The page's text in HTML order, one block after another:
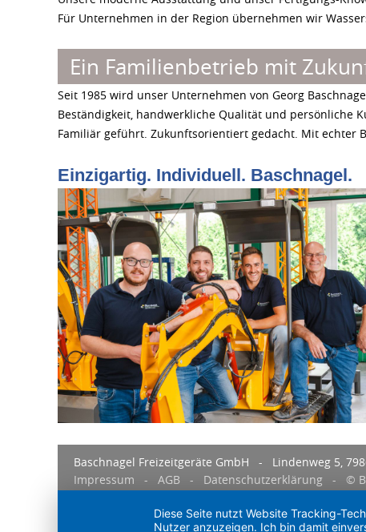
Für Unternehmen in der Region übernehmen wir
Ein Familienbetrieb mit
Seit 1985 wird unser Unternehmen von Georg
Beständigkeit, handwerkliche Qualität und persönliche
Familiär geführt. Zukunftsorientiert gedacht. Mit echter
Einzigartig. Individuell. Baschnagel.
Baschnagel Freizeitgeräte GmbH - Lindenweg 5,
Impressum - AGB - Datenschutzerklärung - ©
Diese Seite nutzt Website Tracking-
Nutzer anzuzeigen. Ich bin damit